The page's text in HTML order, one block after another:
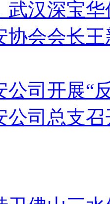
武汉深宝
协会会长
公司开展“
公司总支